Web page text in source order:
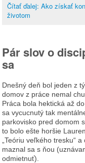
Čítať ďalej: Ako získať
životom
Pár slov o
sa
Dnešný deň bol jeden z
domov z práce nemal
Práca bola hektická až
sa vycucnutý tak
parkovisko pred domom
to bolo ešte horšie
„Teóriu veľkého tresku“
maznal sa s ňou
odmietnuť).